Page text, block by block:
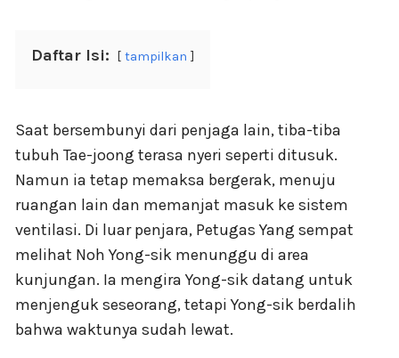
Daftar Isi: tampilkan
Saat bersembunyi dari penjaga lain, tiba-tiba
tubuh Tae-joong terasa nyeri seperti ditusuk.
Namun ia tetap memaksa bergerak, menuju
ruangan lain dan memanjat masuk ke sistem
ventilasi. Di luar penjara, Petugas Yang sempat
melihat Noh Yong-sik menunggu di area
kunjungan. Ia mengira Yong-sik datang untuk
menjenguk seseorang, tetapi Yong-sik berdalih
bahwa waktunya sudah lewat.